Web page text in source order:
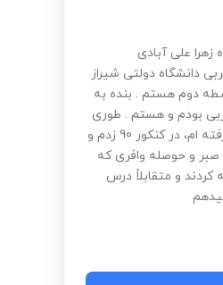
علی آبادی
دانشگاه دولتی شیراز
دوم هستم . بنده به
بودم و هستم . طوری
که درس عربی را به دلیل اینکه عمیق یادگرفته ام، در کنکور 90 زدم و
صبر و حوصله وافری که
و متقابلاً درس